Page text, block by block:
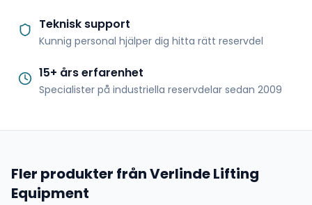
Teknisk support
Kunnig personal hjälper dig hitta rätt reservdel
15+ års erfarenhet
Specialister på industriella reservdelar sedan 2009
Fler produkter från Verlinde Lifting
Equipment